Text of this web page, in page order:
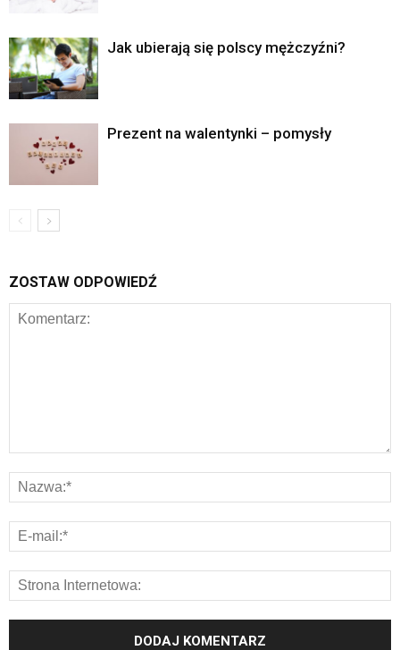
Jak ubierają się polscy mężczyźni?
Prezent na walentynki – pomysły
ZOSTAW ODPOWIEDŹ